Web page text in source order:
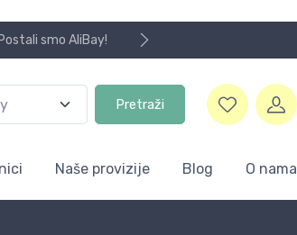
smo AliBay!
Pretraži
Naše provizije Blog O nama